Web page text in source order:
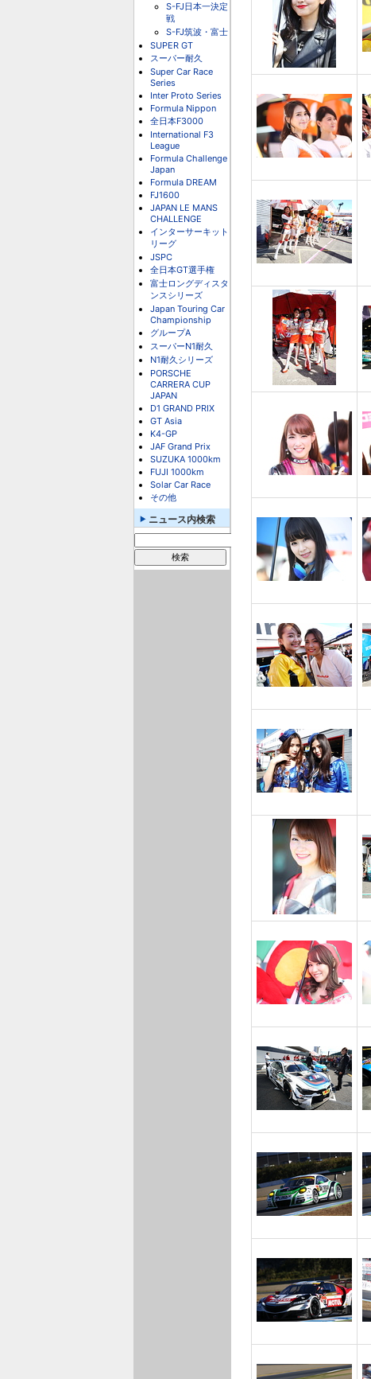
S-FJ日本一決定
戦
S-FJ筑波・富士
SUPER GT
スーパー耐久
Super Car Race
Series
Inter Proto Series
Formula Nippon
全日本F3000
International F3
League
Formula Challenge
Japan
Formula DREAM
FJ1600
JAPAN LE MANS
CHALLENGE
インターサーキット
リーグ
JSPC
全日本GT選手権
富士ロングディスタ
ンスシリーズ
Japan Touring Car
Championship
グループA
スーパーN1耐久
N1耐久シリーズ
PORSCHE
CARRERA CUP
JAPAN
D1 GRAND PRIX
GT Asia
K4-GP
JAF Grand Prix
SUZUKA 1000km
FUJI 1000km
Solar Car Race
その他
ニュース内検索